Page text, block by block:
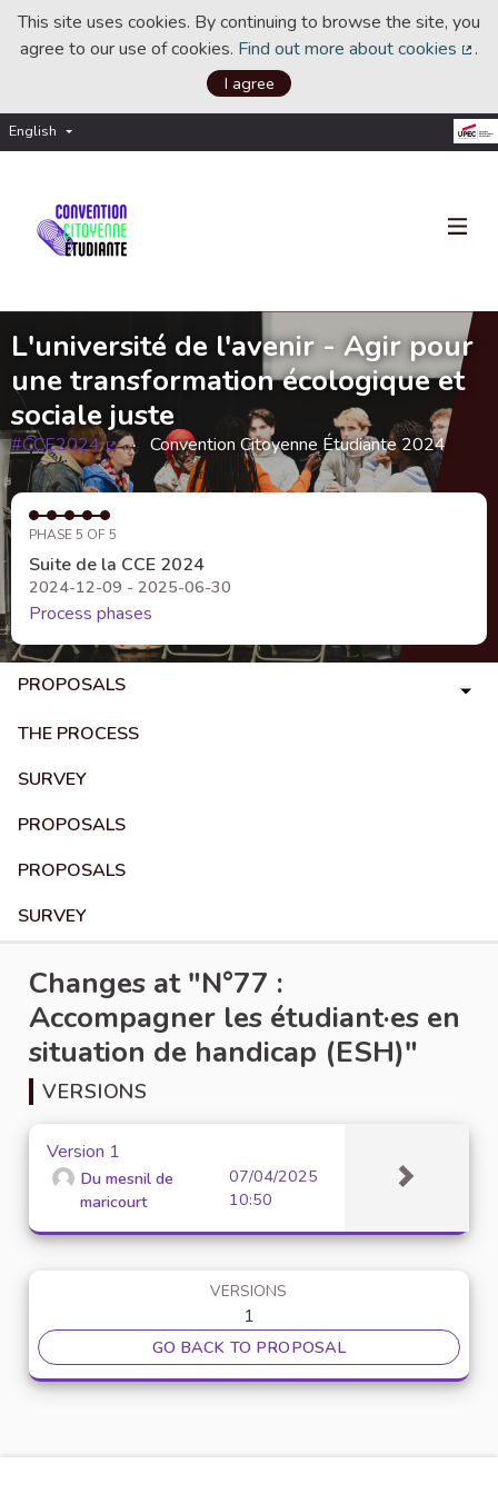
This site uses cookies. By continuing to browse the site, you
agree to our use of cookies. Find out more about cookies .
I agree
English Choisir la langue
L'université de l'avenir - Agir pour
une transformation écologique et
sociale juste
#CCE2024
(External link)
Convention Citoyenne Étudiante 2024
PHASE 5 OF 5
Suite de la CCE 2024
2024-12-09 - 2025-06-30
Process phases
PROPOSALS
THE PROCESS
SURVEY
PROPOSALS
PROPOSALS
SURVEY
Changes at "N°77 :
Accompagner les étudiant·es en
situation de handicap (ESH)"
VERSIONS
Version 1
Du mesnil de
maricourt
07/04/2025
10:50
VERSIONS
1
GO BACK TO PROPOSAL